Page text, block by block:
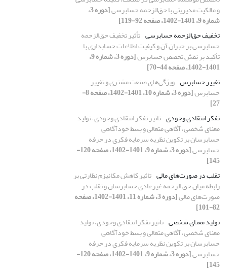
و مالکیت مدیریتی با حق‌الزحمه حسابرسی [دوره 3،
شماره 9، 1401-1402، صفحه 92-119]
تخفیف حق‌الزحمه حسابرسی تأثیر تخفیف حق‌الزحمه
حسابرسی بر جبران آن و کیفیت اطلاعات حسابداری با
تأکید بر نقش تخصص حسابرس [دوره 3، شماره 9،
1401-1402، صفحه 44-70]
تغییر حسابرس ویژگی‌های صنعت مشتری و تغییر
حسابرس [دوره 3، شماره 10، 1401-1402، صفحه 8-
27]
تفکر انتقادی وجودی تاثیر تفکر انتقادی وجودی، تولید
معنای شخصی، آگاهی متعالی و بسط خودآگاهی
حسابرسان بر تکوین نظریه سرمایه فکری در حرفه
حسابرسی [دوره 3، شماره 9، 1401-1402، صفحه 120-
145]
تقلب در صورت‌های مالی تاثیر کاهش مکانیزم نظارتی بر
رابطه میان حق الزحمه غیرعادی حسابرسان و تقلب در
صورت‌های مالی [دوره 3، شماره 11، 1401-1402، صفحه
82-101]
تولید معنای شخصی تاثیر تفکر انتقادی وجودی، تولید
معنای شخصی، آگاهی متعالی و بسط خودآگاهی
حسابرسان بر تکوین نظریه سرمایه فکری در حرفه
حسابرسی [دوره 3، شماره 9، 1401-1402، صفحه 120-
145]